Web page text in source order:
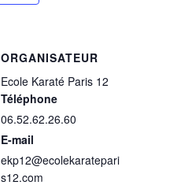
ORGANISATEUR
Ecole Karaté Paris 12
Téléphone
06.52.62.26.60
E-mail
ekp12@ecolekaratepari
s12.com